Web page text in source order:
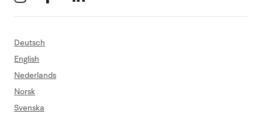
Deutsch
English
Nederlands
Norsk
Svenska